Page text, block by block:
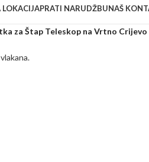
LOKACIJAPRATI NARUDŽBUNAŠ
za Štap Teleskop na Vrtno Crijevo